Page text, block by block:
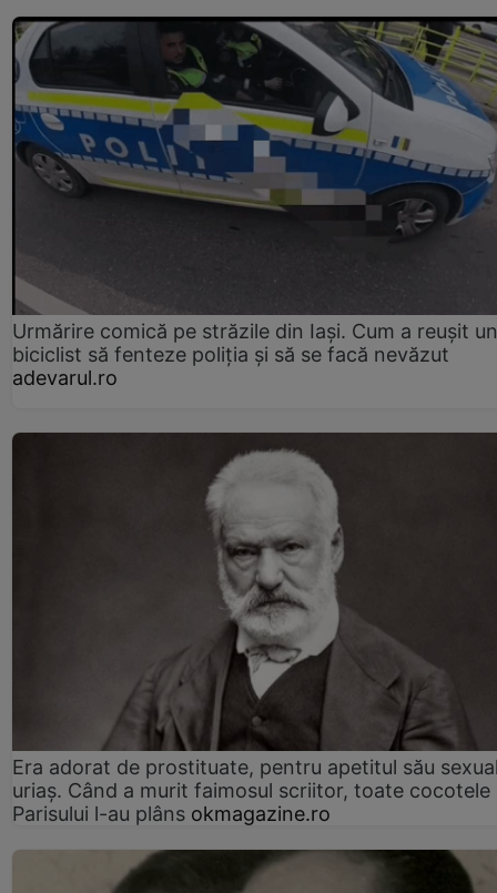
Urmărire comică pe străzile din Iași. Cum a reușit un
biciclist să fenteze poliția și să se facă nevăzut
adevarul.ro
Era adorat de prostituate, pentru apetitul său
uriaș. Când a murit faimosul scriitor, toate cocotele
Parisului l-au plâns okmagazine.ro